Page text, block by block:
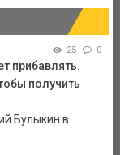
25 0
прибавлять.
получить
Булыкин в